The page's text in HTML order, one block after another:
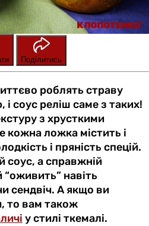
Поділитись
роблять страву
соус реліш саме з таких!
з хрусткими
кожна ложка містить і
і пряність спецій.
соус, а справжній
навіть
сендвіч. А якщо ви
то вам також
у стилі ткемалі.